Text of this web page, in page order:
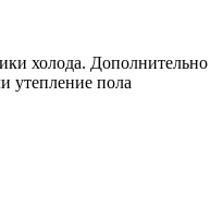
холода. Дополнительно
утепление пола